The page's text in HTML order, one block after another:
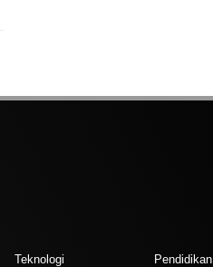
Teknologi Pendidikan